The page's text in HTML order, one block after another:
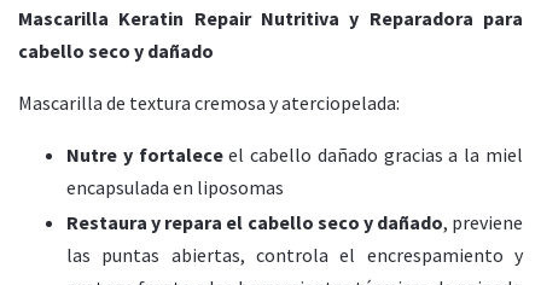
Mascarilla Keratin Repair Nutritiva y Reparadora para
cabello seco y dañado
Mascarilla de textura cremosa y aterciopelada:
Nutre y fortaleceel cabello dañado gracias a la miel
encapsulada en liposomas
Restaura y repara el cabello seco y dañado, previene
las puntas abiertas, controla el encrespamiento y